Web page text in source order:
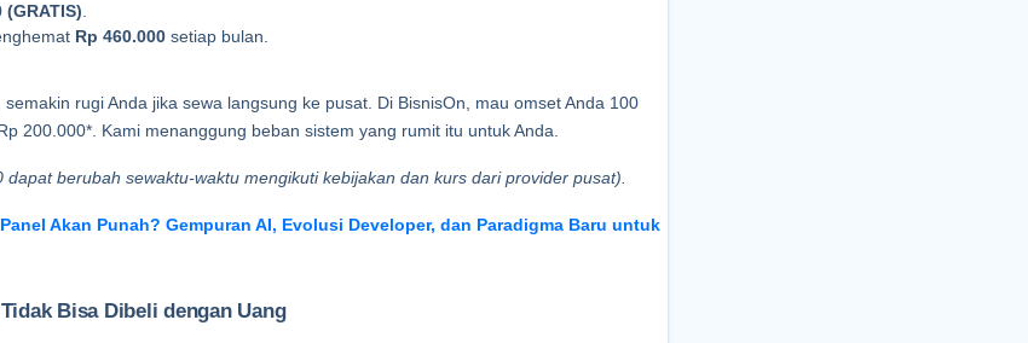
(GRATIS).
Rp 460.000 setiap bulan.
rugi Anda jika sewa langsung ke pusat. Di BisnisOn, mau omset Anda 100
200.000*. Kami menanggung beban sistem yang rumit itu untuk Anda.
berubah sewaktu-waktu mengikuti kebijakan dan kurs dari provider pusat).
Akan Punah? Gempuran AI, Evolusi Developer, dan Paradigma Baru untuk
Bisa Dibeli dengan Uang